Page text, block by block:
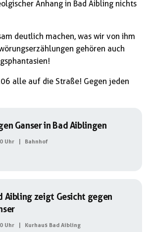
Anhang in Bad Aibling nichts
deutlich machen, was wir von ihm
gehören auch
alle auf die Straße! Gegen jeden
Ganser in Bad Aiblingen
Uhr Bahnhof
Aibling zeigt Gesicht gegen
Uhr Kurhaus Bad Aibling